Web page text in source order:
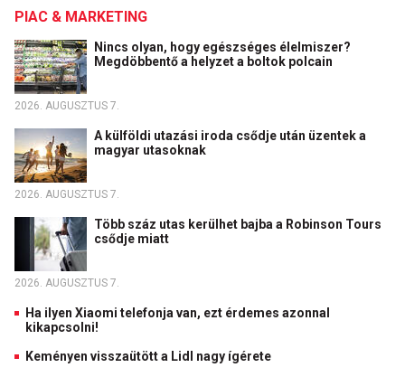
PIAC & MARKETING
Nincs olyan, hogy egészséges élelmiszer?
Megdöbbentő a helyzet a boltok polcain
2026. AUGUSZTUS 7.
A külföldi utazási iroda csődje után üzentek a
magyar utasoknak
2026. AUGUSZTUS 7.
Több száz utas kerülhet bajba a Robinson Tours
csődje miatt
2026. AUGUSZTUS 7.
Ha ilyen Xiaomi telefonja van, ezt érdemes azonnal
kikapcsolni!
Keményen visszaütött a Lidl nagy ígérete